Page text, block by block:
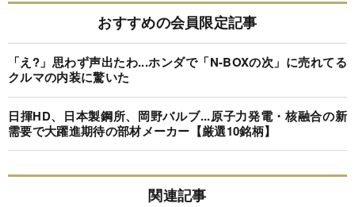
おすすめの会員限定記事
「え?」思わず声出たわ...ホンダで「N-BOXの次」に売れてる
クルマの内装に驚いた
日揮HD、日本製鋼所、岡野バルブ...原子力発電・核融合の新
需要で大躍進期待の部材メーカー【厳選10銘柄】
関連記事